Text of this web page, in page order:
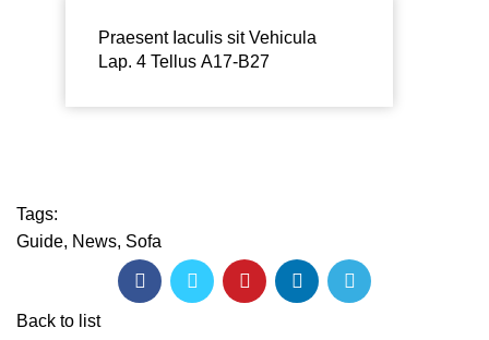
Praesent Iaculis sit Vehicula
Lap. 4 Tellus A17-B27
Tags:
Guide, News, Sofa
Back to list